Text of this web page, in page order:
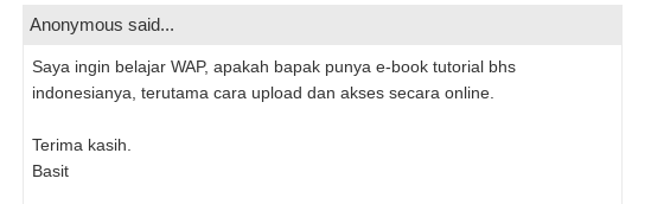
Anonymous said...
Saya ingin belajar WAP, apakah bapak punya e-book tutorial bhs
indonesianya, terutama cara upload dan akses secara online.
Terima kasih.
Basit